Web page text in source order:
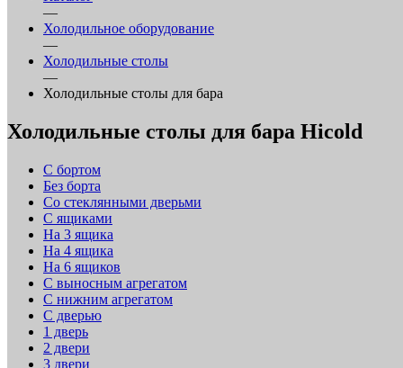
—
Холодильное оборудование
—
Холодильные столы
—
Холодильные столы для бара
Холодильные столы для бара Hicold
С бортом
Без борта
Со стеклянными дверьми
С ящиками
На 3 ящика
На 4 ящика
На 6 ящиков
С выносным агрегатом
С нижним агрегатом
С дверью
1 дверь
2 двери
3 двери